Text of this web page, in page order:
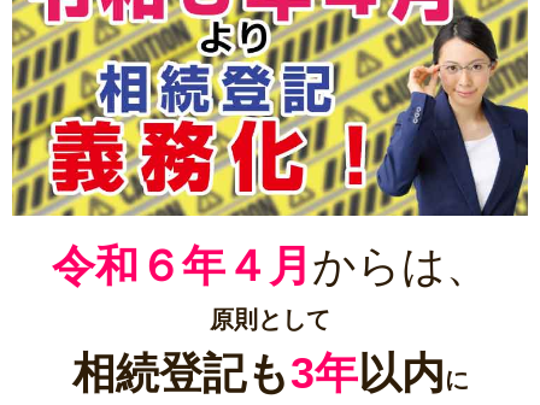
令和６年４月 からは、
原則として
相続登記も3年以内に